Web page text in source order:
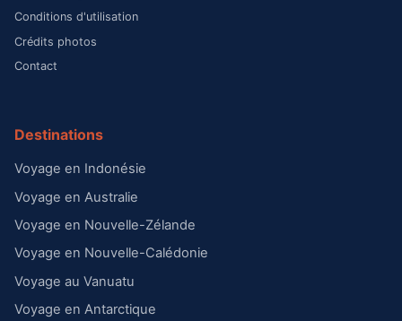
Conditions d'utilisation
Crédits photos
Contact
Destinations
Voyage en Indonésie
Voyage en Australie
Voyage en Nouvelle-Zélande
Voyage en Nouvelle-Calédonie
Voyage au Vanuatu
Voyage en Antarctique